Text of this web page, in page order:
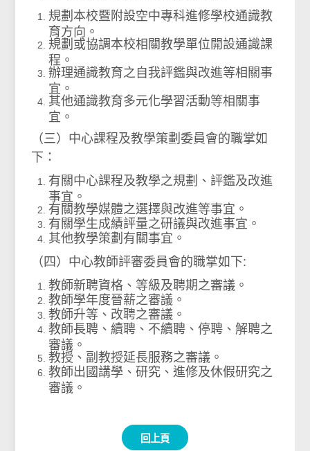
規劃本校暨附設空中專科進修學校通識教
育方向。
規劃或協調本校相關教學單位開設通識課
程。
辦理通識教育之自我評鑑與改進等相關事
宜。
其他通識教育多元化學習活動等相關事
宜。
（三）中心課程及教學策劃委員會的職掌如
下：
有關中心課程及教學之規劃、評鑑及改進
事宜。
有關教學媒體之選擇與改進等事宜。
有關學生成績評量之研議與改進事宜。
其他教學策劃有關事宜。
（四）中心教師評審委員會的職掌如下:
教師新聘資格、等級及聘期之審議。
教師學年度晉薪之審議。
教師升等、改聘之審議。
教師長聘、續聘、不續聘、停聘、解聘之
審議。
教授、副教授延長服務之審議。
教師出國講學、研究、進修及休假研究之
審議。
回上頁